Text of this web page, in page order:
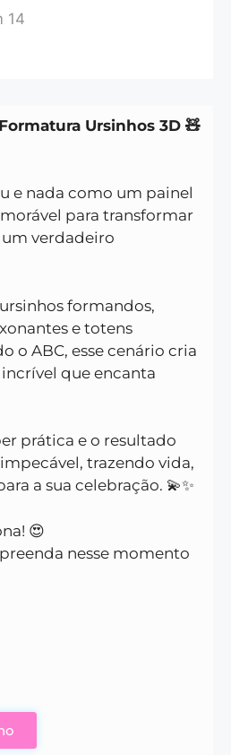
Ursinhos 3D 🧸
e nada como um painel
para transformar
verdadeiro
formandos,
e totens
o ABC, esse cenário cria
que encanta
prática e o resultado
trazendo vida,
a sua celebração. 💫✨
😍
nesse momento